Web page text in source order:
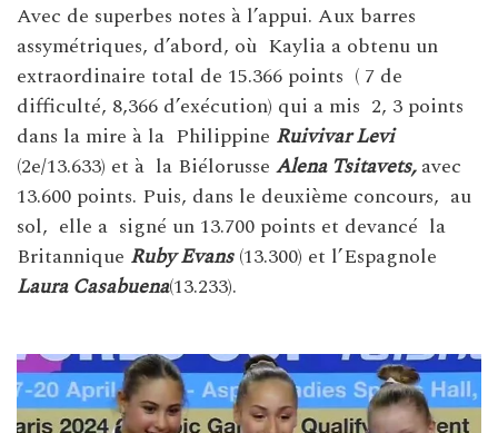
Avec de superbes notes à l’appui. Aux barres
assymétriques, d’abord, où Kaylia a obtenu un
extraordinaire total de 15.366 points ( 7 de
difficulté, 8,366 d’exécution) qui a mis 2, 3 points
dans la mire à la Philippine Ruivivar Levi
(2e/13.633) et à la Biélorusse Alena Tsitavets,avec
13.600 points. Puis, dans le deuxième concours, au
sol, elle a signé un 13.700 points et devancé la
Britannique Ruby Evans(13.300) et l’Espagnole
Laura Casabuena(13.233).